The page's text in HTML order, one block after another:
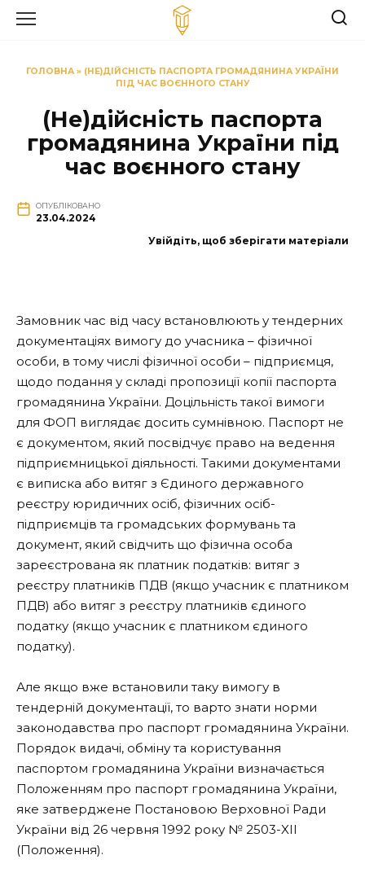
ГОЛОВНА» (НЕ)ДІЙСНІСТЬ ПАСПОРТА ГРОМАДЯНИНА УКРАЇНИ
ПІД ЧАС ВОЄННОГО СТАНУ
(Не)дійсність паспорта
громадянина України під
час воєнного стану
ОПУБЛІКОВАНО
23.04.2024
Увійдіть, щоб зберігати матеріали
Замовник час від часу встановлюють у тендерних
документаціях вимогу до учасника – фізичної
особи, в тому числі фізичної особи – підприємця,
щодо подання у складі пропозиції копії паспорта
громадянина України. Доцільність такої вимоги
для ФОП виглядає досить сумнівною. Паспорт не
є документом, який посвідчує право на ведення
підприємницької діяльності. Такими документами
є виписка або витяг з Єдиного державного
реєстру юридичних осіб, фізичних осіб-
підприємців та громадських формувань та
документ, який свідчить що фізична особа
зареєстрована як платник податків: витяг з
реєстру платників ПДВ (якщо учасник є платником
ПДВ) або витяг з реєстру платників єдиного
податку (якщо учасник є платником єдиного
податку).
Але якщо вже встановили таку вимогу в
тендерній документації, то варто знати норми
законодавства про паспорт громадянина України.
Порядок видачі, обміну та користування
паспортом громадянина України визначається
Положенням про паспорт громадянина України,
яке затверджене Постановою Верховної Ради
України від 26 червня 1992 року № 2503-XII
(Положення).